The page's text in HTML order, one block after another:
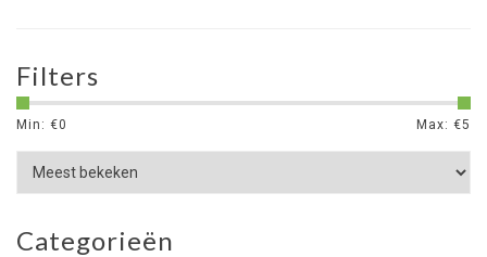
Filters
Min: €0 Max: €5
Categorieën